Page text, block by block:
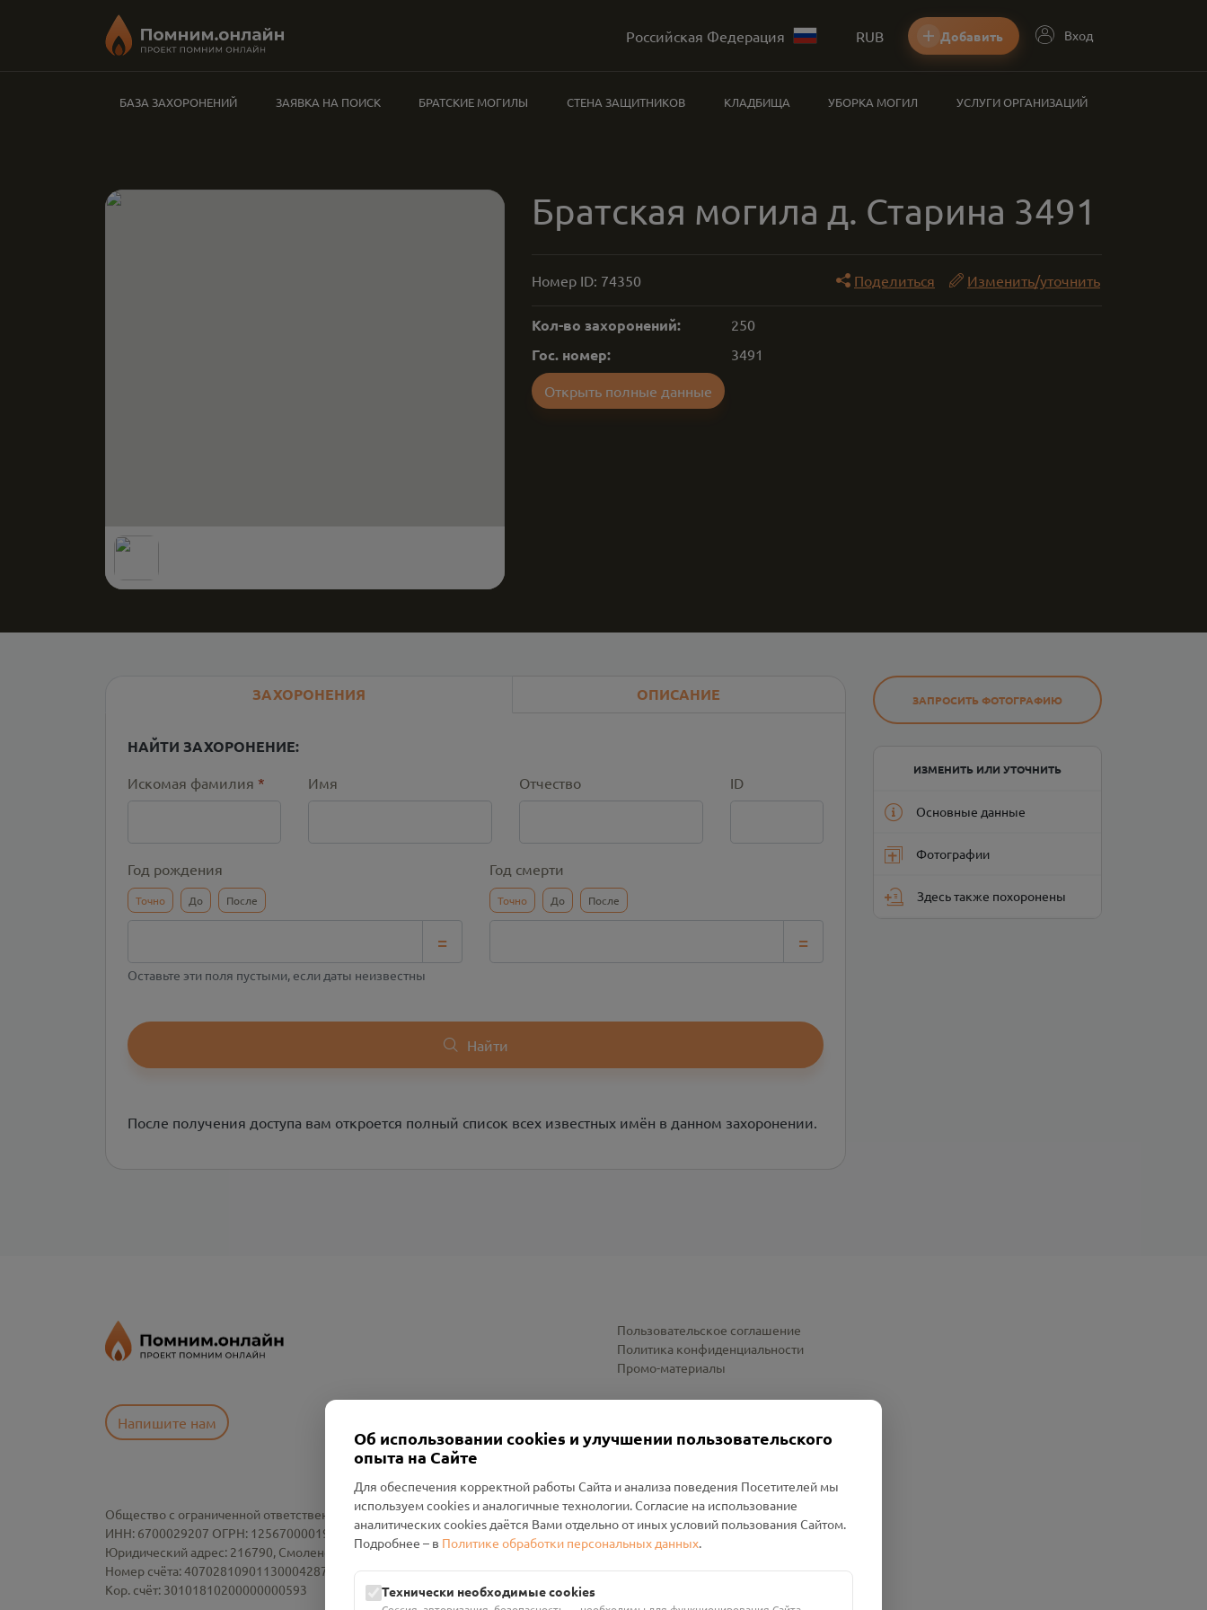
Российская Федерация RUB Добавить Вход
БАЗА ЗАХОРОНЕНИЙ ЗАЯВКА НА ПОИСК БРАТСКИЕ МОГИЛЫ СТЕНА ЗАЩИТНИКОВ КЛАДБИЩА УБОРКА МОГИЛ УСЛУГИ ОРГАНИЗАЦИЙ
Братская могила д. Старина 3491
Номер ID: 74350 Поделиться Изменить/уточнить
Кол-во захоронений: 250
Гос. номер: 3491
Открыть полные данные
ЗАХОРОНЕНИЯ ОПИСАНИЕ
НАЙТИ ЗАХОРОНЕНИЕ:
Искомая фамилия * Имя Отчество ID
Год рождения
Точно До После
=
Год смерти
Точно До После
=
Оставьте эти поля пустыми, если даты неизвестны
Найти
После получения доступа вам откроется полный список всех известных имён в данном захоронении.
ЗАПРОСИТЬ ФОТОГРАФИЮ
ИЗМЕНИТЬ ИЛИ УТОЧНИТЬ
Основные данные
Фотографии
Здесь также похоронены
Напишите нам
Пользовательское соглашение
Политика конфиденциальности
Промо-материалы
Общество с ограниченной ответственностью «Смоленский Проект Помним»
ИНН: 6700029207 ОГРН: 1256700001986
Юридический адрес: 216790, Смоленская область, р-н Руднянский, г. Рудня, улица Западная, д. 26А, пом. 18
Номер счёта: 40702810901130004287 в АО "АЛЬФА-БАНК"
Кор. счёт: 30101810200000000593
Об использовании cookies и улучшении пользовательского
опыта на Сайте
Для обеспечения корректной работы Сайта и анализа поведения Посетителей мы
используем cookies и аналогичные технологии. Согласие на использование
аналитических cookies даётся Вами отдельно от иных условий пользования Сайтом.
Подробнее – в Политике обработки персональных данных.
Технически необходимые cookies